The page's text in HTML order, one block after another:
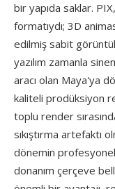
bir yapıda saklar.
formatıydı; 3D
edilmiş sabit
yazılım zamanla
aracı olan Maya'ya
kaliteli prodüksiyon
toplu render
sıkıştırma artefaktı
dönemin
donanım çerçeve